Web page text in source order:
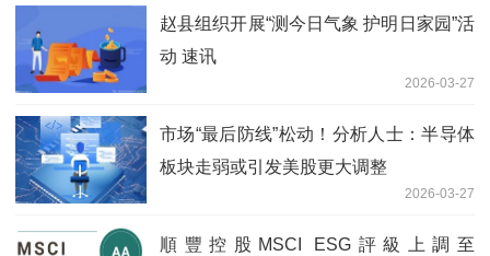
赵县组织开展“测今日气象 护明日家园”活
动 速讯
2026-03-27
市场“最后防线”松动！分析人士：半导体
板块走弱或引发美股更大调整
2026-03-27
順豐控股MSCI ESG評級上調至